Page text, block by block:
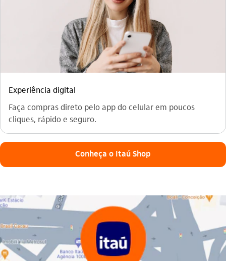
Experiência digital
Faça compras direto pelo app do celular em poucos
cliques, rápido e seguro.
Conheça o Itaú Shop